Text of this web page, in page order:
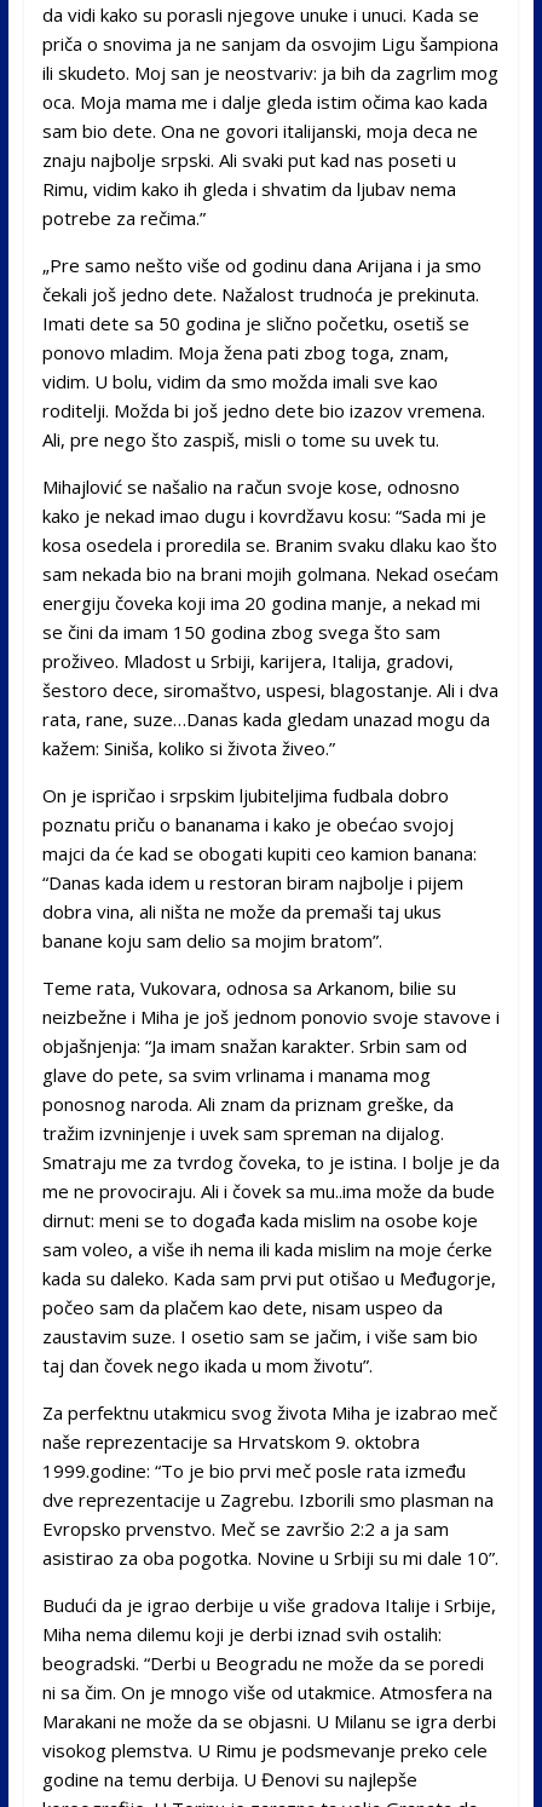
da vidi kako su porasli njegove unuke i unuci. Kada se
priča o snovima ja ne sanjam da osvojim Ligu šampiona
ili skudeto. Moj san je neostvariv: ja bih da zagrlim mog
oca. Moja mama me i dalje gleda istim očima kao kada
sam bio dete. Ona ne govori italijanski, moja deca ne
znaju najbolje srpski. Ali svaki put kad nas poseti u
Rimu, vidim kako ih gleda i shvatim da ljubav nema
potrebe za rečima.”
„Pre samo nešto više od godinu dana Arijana i ja smo
čekali još jedno dete. Nažalost trudnoća je prekinuta.
Imati dete sa 50 godina je slično početku, osetiš se
ponovo mladim. Moja žena pati zbog toga, znam,
vidim. U bolu, vidim da smo možda imali sve kao
roditelji. Možda bi još jedno dete bio izazov vremena.
Ali, pre nego što zaspiš, misli o tome su uvek tu.
Mihajlović se našalio na račun svoje kose, odnosno
kako je nekad imao dugu i kovrdžavu kosu: “Sada mi je
kosa osedela i proredila se. Branim svaku dlaku kao što
sam nekada bio na brani mojih golmana. Nekad osećam
energiju čoveka koji ima 20 godina manje, a nekad mi
se čini da imam 150 godina zbog svega što sam
proživeo. Mladost u Srbiji, karijera, Italija, gradovi,
šestoro dece, siromaštvo, uspesi, blagostanje. Ali i dva
rata, rane, suze…Danas kada gledam unazad mogu da
kažem: Siniša, koliko si života živeo.”
On je ispričao i srpskim ljubiteljima fudbala dobro
poznatu priču o bananama i kako je obećao svojoj
majci da će kad se obogati kupiti ceo kamion banana:
“Danas kada idem u restoran biram najbolje i pijem
dobra vina, ali ništa ne može da premaši taj ukus
banane koju sam delio sa mojim bratom”.
Тeme rata, Vukovara, odnosa sa Arkanom, bilie su
neizbežne i Miha je još jednom ponovio svoje stavove i
objašnjenja: “Ja imam snažan karakter. Srbin sam od
glave do pete, sa svim vrlinama i manama mog
ponosnog naroda. Ali znam da priznam greške, da
tražim izvninjenje i uvek sam spreman na dijalog.
Smatraju me za tvrdog čoveka, to je istina. I bolje je da
me ne provociraju. Ali i čovek sa mu..ima može da bude
dirnut: meni se to događa kada mislim na osobe koje
sam voleo, a više ih nema ili kada mislim na moje ćerke
kada su daleko. Kada sam prvi put otišao u Međugorje,
počeo sam da plačem kao dete, nisam uspeo da
zaustavim suze. I osetio sam se jačim, i više sam bio
taj dan čovek nego ikada u mom životu”.
Za perfektnu utakmicu svog života Miha je izabrao meč
naše reprezentacije sa Hrvatskom 9. oktobra
1999.godine: “To je bio prvi meč posle rata između
dve reprezentacije u Zagrebu. Izborili smo plasman na
Evropsko prvenstvo. Meč se završio 2:2 a ja sam
asistirao za oba pogotka. Novine u Srbiji su mi dale 10”.
Budući da je igrao derbije u više gradova Italije i Srbije,
Miha nema dilemu koji je derbi iznad svih ostalih:
beogradski. “Derbi u Beogradu ne može da se poredi
ni sa čim. On je mnogo više od utakmice. Atmosfera na
Marakani ne može da se objasni. U Milanu se igra derbi
visokog plemstva. U Rimu je podsmevanje preko cele
godine na temu derbija. U Đenovi su najlepše